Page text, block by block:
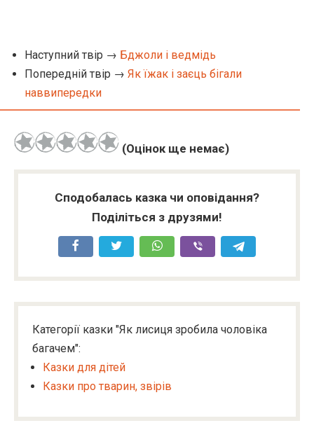
Наступний твір → Бджоли і ведмідь
Попередній твір → Як їжак і заєць бігали
наввипередки
(Оцінок ще немає)
Сподобалась казка чи оповідання?
Поділіться з друзями!
Категорії казки "Як лисиця зробила чоловіка
багачем":
Казки для дітей
Казки про тварин, звірів